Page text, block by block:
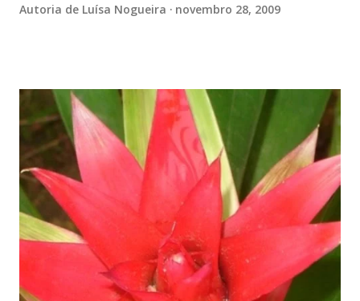
Autoria de Luísa Nogueira novembro 28, 2009